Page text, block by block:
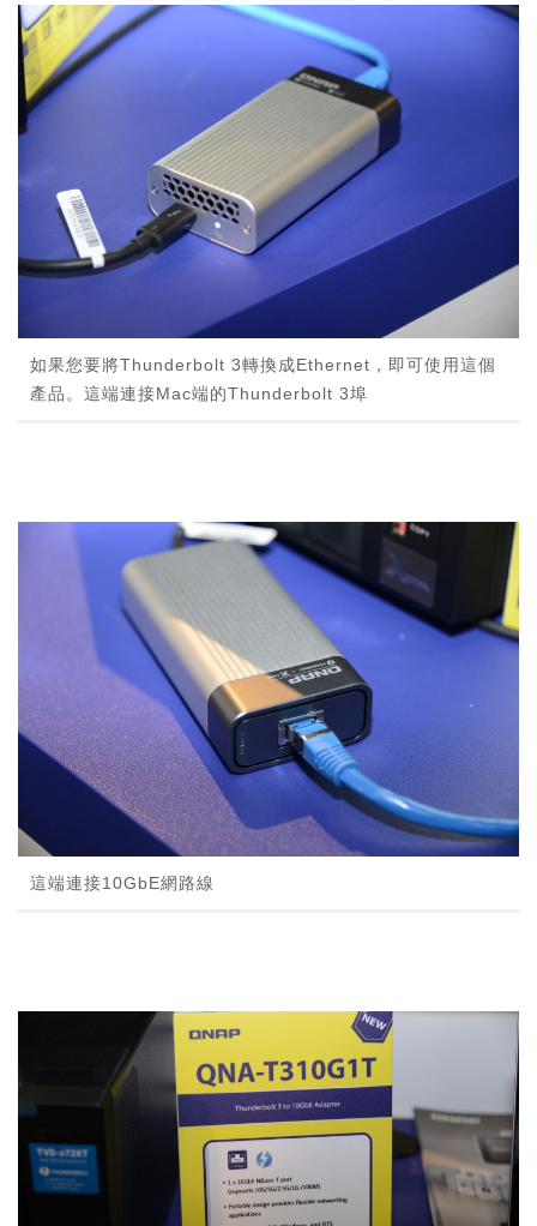
如果您要將Thunderbolt 3轉換成Ethernet，即可使用這個
產品。這端連接Mac端的Thunderbolt 3埠
這端連接10GbE網路線